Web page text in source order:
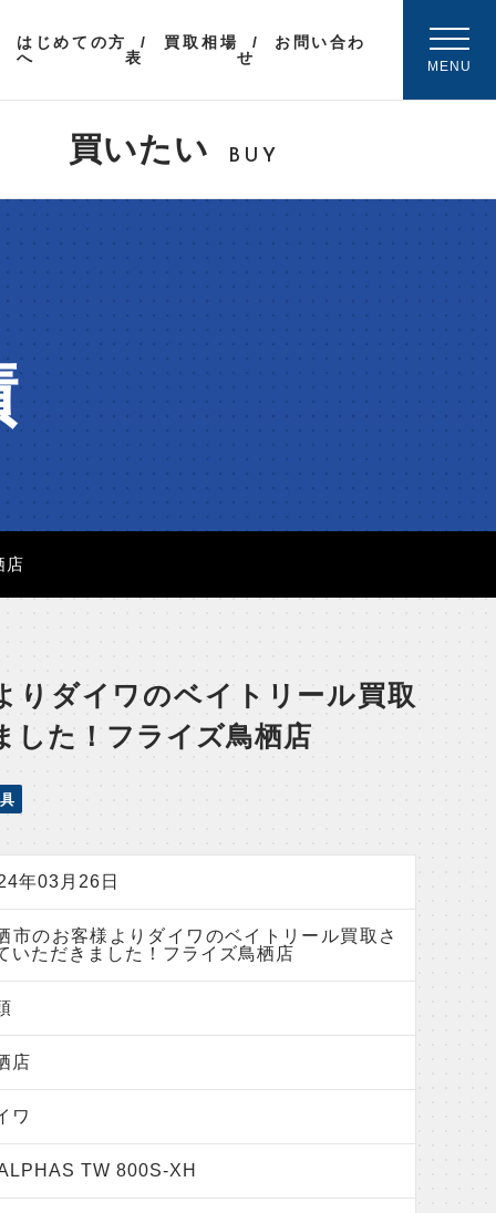
はじめての方
へ
買取相場
表
お問い合わ
せ
MENU
買いたい BUY
店
りダイワのベイトリール買取
した！フライズ鳥栖店
年03月26日
市のお客様よりダイワのベイトリール買取さ
いただきました！フライズ鳥栖店
店
ワ
TW 800S-XH